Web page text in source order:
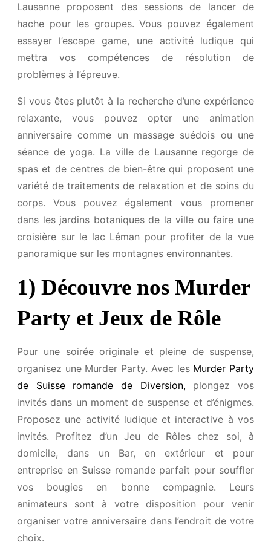
Lausanne proposent des sessions de lancer de
hache pour les groupes. Vous pouvez également
essayer l’escape game, une activité ludique qui
mettra vos compétences de résolution de
problèmes à l’épreuve.
Si vous êtes plutôt à la recherche d’une expérience
relaxante, vous pouvez opter une animation
anniversaire comme un massage suédois ou une
séance de yoga. La ville de Lausanne regorge de
spas et de centres de bien-être qui proposent une
variété de traitements de relaxation et de soins du
corps. Vous pouvez également vous promener
dans les jardins botaniques de la ville ou faire une
croisière sur le lac Léman pour profiter de la vue
panoramique sur les montagnes environnantes.
1) Découvre nos Murder
Party et Jeux de Rôle
Pour une soirée originale et pleine de suspense,
organisez une Murder Party. Avec les Murder Party
de Suisse romande de Diversion,plongez vos
invités dans un moment de suspense et d’énigmes.
Proposez une activité ludique et interactive à vos
invités. Profitez d’un Jeu de Rôles chez soi, à
domicile, dans un Bar, en extérieur et pour
entreprise en Suisse romande parfait pour souffler
vos bougies en bonne compagnie. Leurs
animateurs sont à votre disposition pour venir
organiser votre anniversaire dans l’endroit de votre
choix.